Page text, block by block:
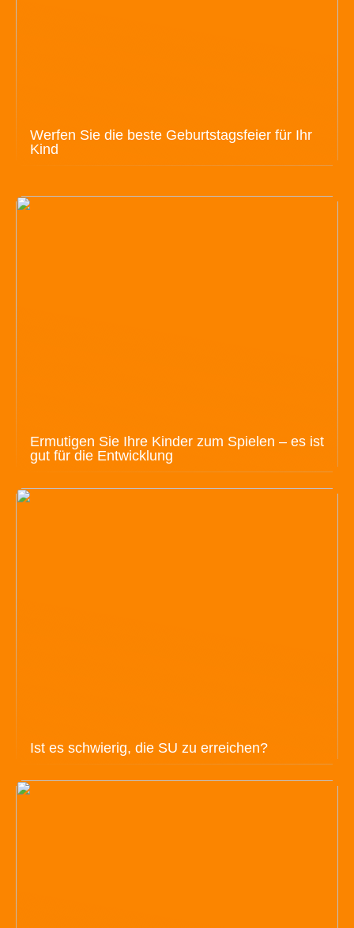
Werfen Sie die beste Geburtstagsfeier für Ihr
Kind
Ermutigen Sie Ihre Kinder zum Spielen – es ist
gut für die Entwicklung
Ist es schwierig, die SU zu erreichen?